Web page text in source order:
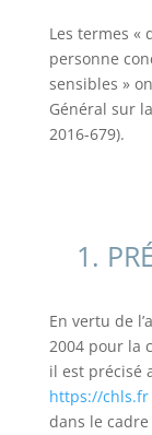
Les termes «
personne
sensibles »
Général sur
2016-679).
1.
En vertu de
2004 pour la
il est précisé
https://chls.fr
dans le